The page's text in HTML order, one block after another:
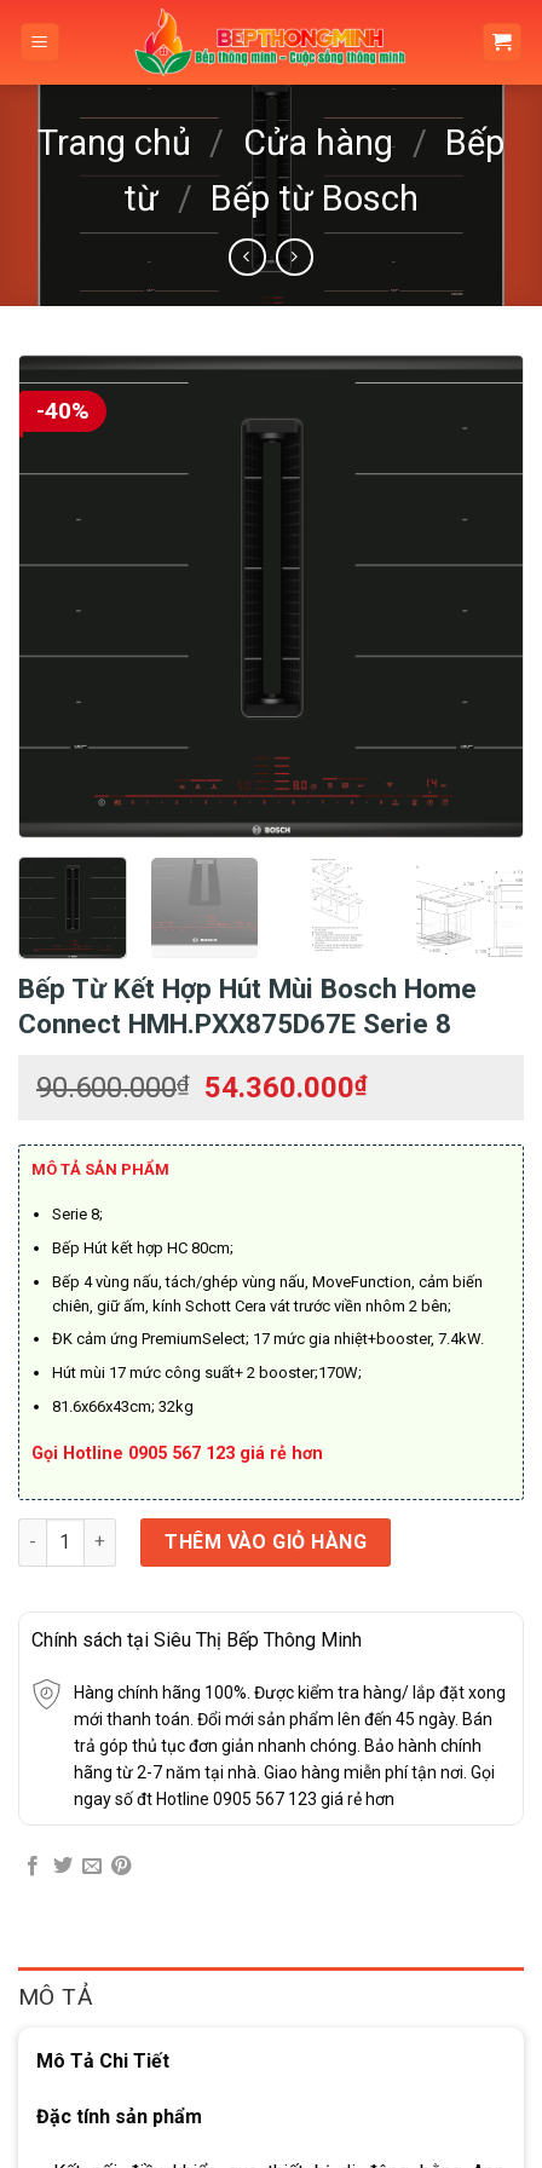
Trang chủ / Cửa hàng / Bếp
từ / Bếp từ Bosch
-40%
Bếp Từ Kết Hợp Hút Mùi Bosch Home
Connect HMH.PXX875D67E Serie 8
90.600.000₫
Giá
là:
54.360.000₫Giá
tại
54.360.000₫.
MÔ TẢ SẢN PHẨM
Serie 8;
Bếp Hút kết hợp HC 80cm;
Bếp 4 vùng nấu, tách/ghép vùng nấu, MoveFunction, cảm biến
chiên, giữ ấm, kính Schott Cera vát trước viền nhôm 2 bên;
ĐK cảm ứng PremiumSelect; 17 mức gia nhiệt+booster, 7.4kW.
Hút mùi 17 mức công suất+ 2 booster;170W;
81.6x66x43cm; 32kg
Gọi Hotline 0905 567 123 giá rẻ hơn
Bếp Từ Kết Hợp Hút Mùi Bosch Home Connect
THÊM VÀO GIỎ HÀNG
Chính sách tại Siêu Thị Bếp Thông Minh
Hàng chính hãng 100%. Được kiểm tra hàng/ lắp đặt xong
mới thanh toán. Đổi mới sản phẩm lên đến 45 ngày. Bán
trả góp thủ tục đơn giản nhanh chóng. Bảo hành chính
hãng từ 2-7 năm tại nhà. Giao hàng miễn phí tận nơi. Gọi
ngay số đt Hotline 0905 567 123 giá rẻ hơn
MÔ TẢ
Mô Tả Chi Tiết
Đặc tính sản phẩm